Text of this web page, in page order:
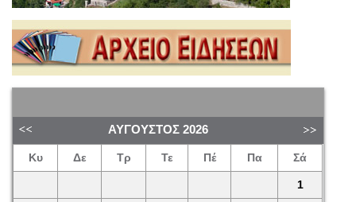
ΑΎΓΟΥΣΤΟΣ 2026
Κυ Δε Τρ Τε Πέ Πα Σά
1